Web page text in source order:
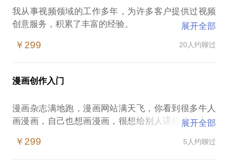
我从事视频领域的工作多年，为许多客户提供过视频
创意服务，积累了丰富的经验。
些问题：
让客户明白，他的客群需要什么，
替客户把信息传达给他的客群。
流的内容包括：
让视频更有趣；
多快好省的完成不可能完成的任务；
展开全部
￥299 20人约聊过
漫画创作入门
漫画杂志满地跑，漫画网站满天飞，你看到很多牛人
画漫画，自己也想画漫画，很想给别人讲你的故事，
在这样的情况下，漫画创作初学者容易遭遇：
展开全部
￥299 5人约聊过